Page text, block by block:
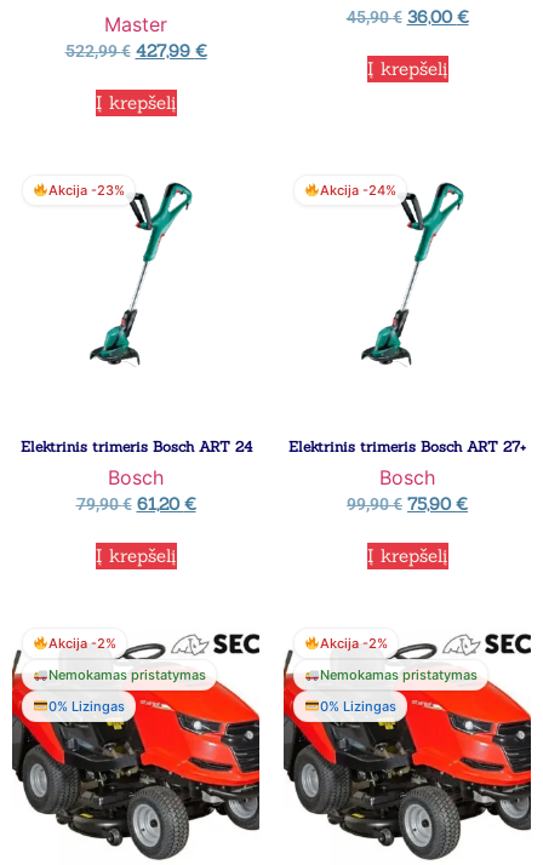
Master
522,99€ 427,99 €
Į krepšelį
45,90€ 36,00€
Į krepšelį
Akcija -23%
Elektrinis trimeris Bosch ART 24
Bosch
79,90€ 61,20€
Į krepšelį
Akcija -24%
Elektrinis trimeris Bosch ART 27+
Bosch
99,90€ 75,90€
Į krepšelį
Akcija -2%
Nemokamas pristatymas
0% Lizingas
Akcija -2%
Nemokamas pristatymas
0% Lizingas